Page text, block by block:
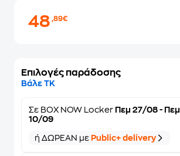
48,89€
Επιλογές παράδοσης
Βάλε ΤΚ
Σε BOX NOW Locker Πεμ 27/08 - Πεμ
10/09
ή ΔΩΡΕΑΝ με Public+ delivery